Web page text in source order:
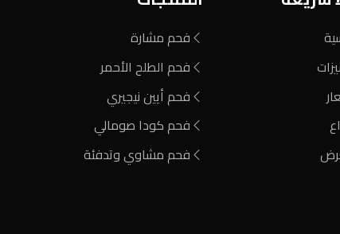
فحم مشارة
فحم الطلح الأحمر
فحم أيين نيجيري
فحم كودا صومالي
فحم مشاوي وتدفئة